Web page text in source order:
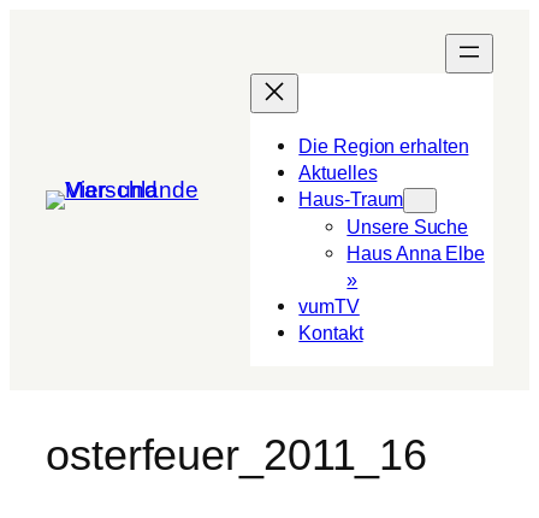
Die Region erhalten
Aktuelles
Haus-Traum
Unsere Suche
Haus Anna Elbe
»
vumTV
Kon­takt
osterfeuer_2011_16